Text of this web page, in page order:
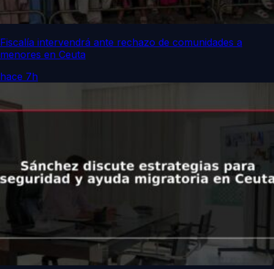
Fiscalía intervendrá ante rechazo de comunidades a
menores en Ceuta
hace 7h